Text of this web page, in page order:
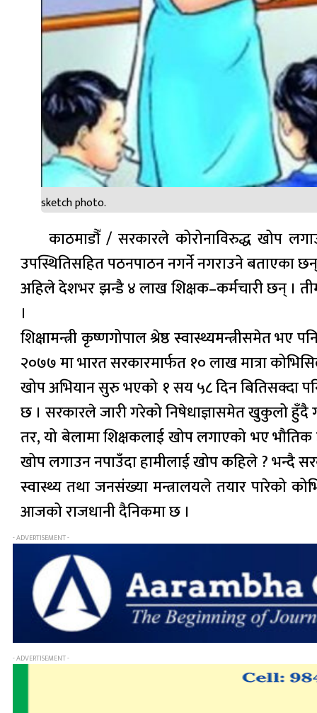
sketch photo.
काठमाडौँ / सरकारले कोरोनाविरुद्ध खोप
उपस्थितिसहित पठनपाठन नगर्ने नगराउने बताएका
अहिले देशभर झन्डै ४ लाख शिक्षक–कर्मचारी छन् ।
।
शिक्षामन्त्री कृष्णगोपाल श्रेष्ठ स्वास्थ्यमन्त्रीसमेत
२०७७ मा भारत सरकारमार्फत १० लाख मात्रा
खोप अभियान सुरु भएको १ सय ५८ दिन बितिसक्दा
छ । सरकारले जारी गरेको निषेधाज्ञासमेत खुकुलो
तर, यो बेलामा शिक्षकलाई खोप लगाएको भए
खोप लगाउन नपाउँदा हामीलाई खोप कहिले ? भन्दै
स्वास्थ्य तथा जनसंख्या मन्त्रालयले तयार पारेको
आजको राजधानी दैनिकमा छ ।
- ADVERTISEMENT -
- ADVERTISEMENT -